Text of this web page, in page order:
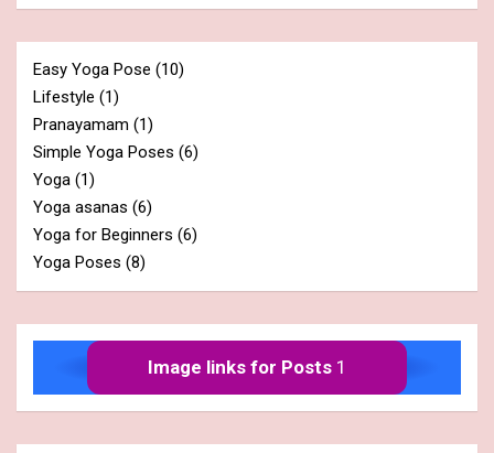
Easy Yoga Pose (10)
Lifestyle (1)
Pranayamam (1)
Simple Yoga Poses (6)
Yoga (1)
Yoga asanas (6)
Yoga for Beginners (6)
Yoga Poses (8)
Image links for Posts 1